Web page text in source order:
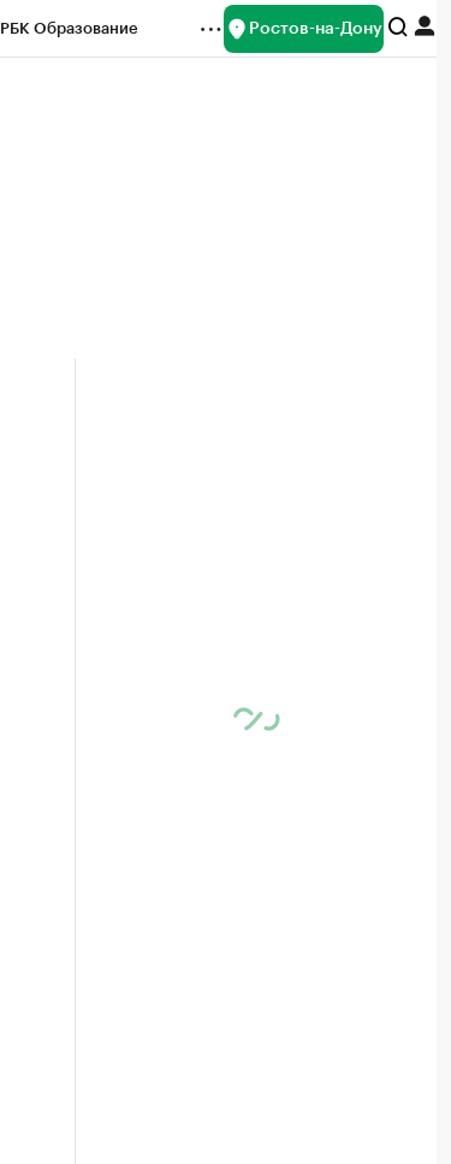
РБК Образование Ростов-на-Дону